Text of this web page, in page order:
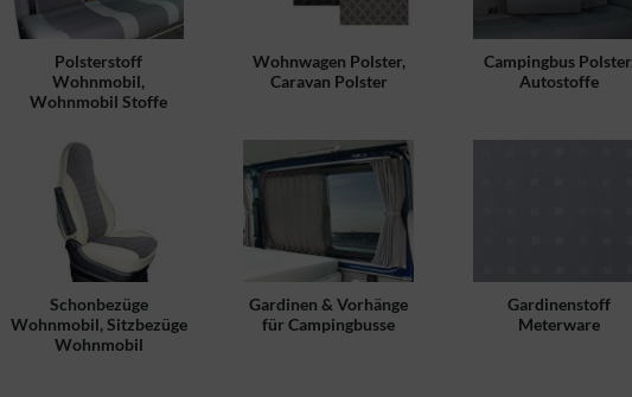
Polsterstoff
Wohnmobil,
Wohnmobil Stoffe
Wohnwagen Polster,
Caravan Polster
Campingbus Polster,
Autostoffe
Schonbezüge
Wohnmobil, Sitzbezüge
Wohnmobil
Gardinen & Vorhänge
für Campingbusse
Gardinenstoff
Meterware